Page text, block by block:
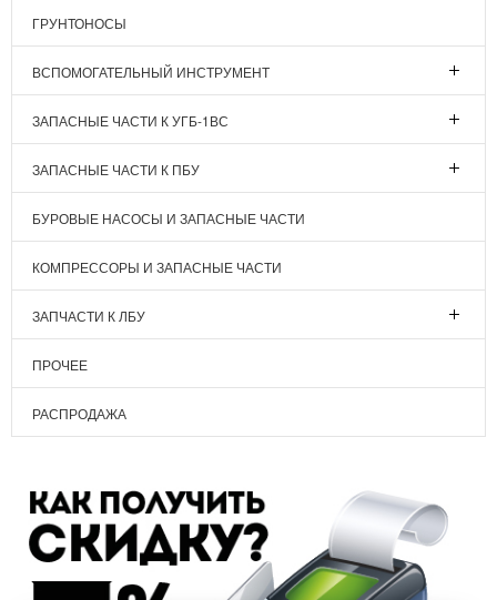
ГРУНТОНОСЫ
ВСПОМОГАТЕЛЬНЫЙ ИНСТРУМЕНТ
ЗАПАСНЫЕ ЧАСТИ К УГБ-1ВС
ЗАПАСНЫЕ ЧАСТИ К ПБУ
БУРОВЫЕ НАСОСЫ И ЗАПАСНЫЕ ЧАСТИ
КОМПРЕССОРЫ И ЗАПАСНЫЕ ЧАСТИ
ЗАПЧАСТИ К ЛБУ
ПРОЧЕЕ
РАСПРОДАЖА